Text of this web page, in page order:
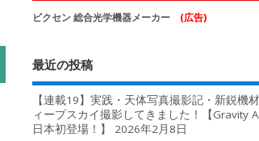
ビクセン 総合光学機器メーカー (広告)
最近の投稿
【連載19】実践・天体写真撮影記・新鋭機
ィープスカイ撮影してきました！【Gravity
日本初登場！】
2026年2月8日